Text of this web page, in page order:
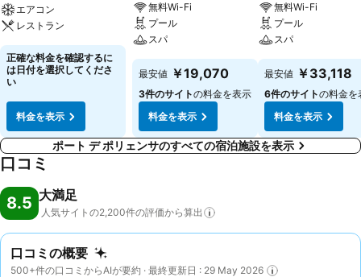
エアコン
レストラン
正確な料金を確認するに
は日付を選択してくださ
い
料金を表示
無料Wi-Fi
プール
スパ
最安値 ￥19,070
3件のサイトの料金を表示
料金を表示
無料Wi-Fi
プール
スパ
最安値 ￥33,118
6件のサイトの料金を
料金を表示
ポート デ ポリェンサのすべての宿泊施設を表示
口コミ
8.5 大満足
人気サイトの2,200件の評価から算出
口コミの概要
500+件の口コミからAIが要約 · 最終更新日 : 29 May 2026